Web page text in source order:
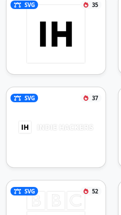
SVG 35
SVG 37
SVG 52